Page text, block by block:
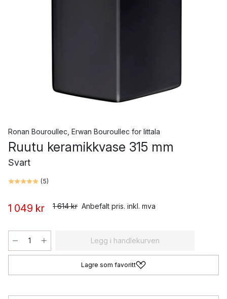
Ronan Bouroullec Erwan Bouroullec for Iittala
Ruutu keramikkvase 315 mm
Svart
(5)
1 049 kr 1 614 kr Anbefalt pris. inkl. mva
Legg i handlekurven
Lagre som favoritt